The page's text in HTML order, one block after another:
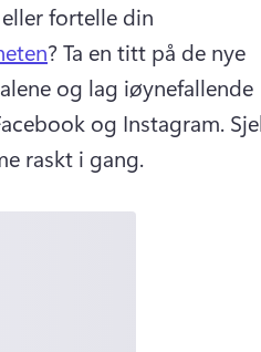
fortelle din
? Ta en titt på de nye
og lag iøynefallende
og Instagram.
raskt i gang.